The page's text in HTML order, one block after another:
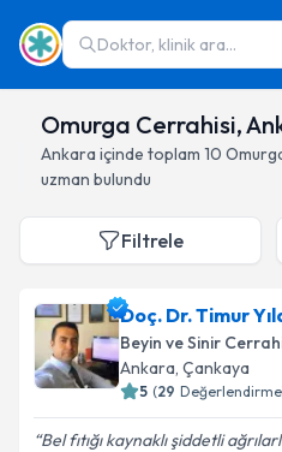
Doktor, klinik ara...
Omurga Cerrahisi,
Ankara içinde toplam 10
uzman bulundu
Filtrele
Doç. Dr. Timur
Beyin ve Sinir
Ankara, Çankaya
5 (29
Bel fıtığı kaynaklı şiddetli